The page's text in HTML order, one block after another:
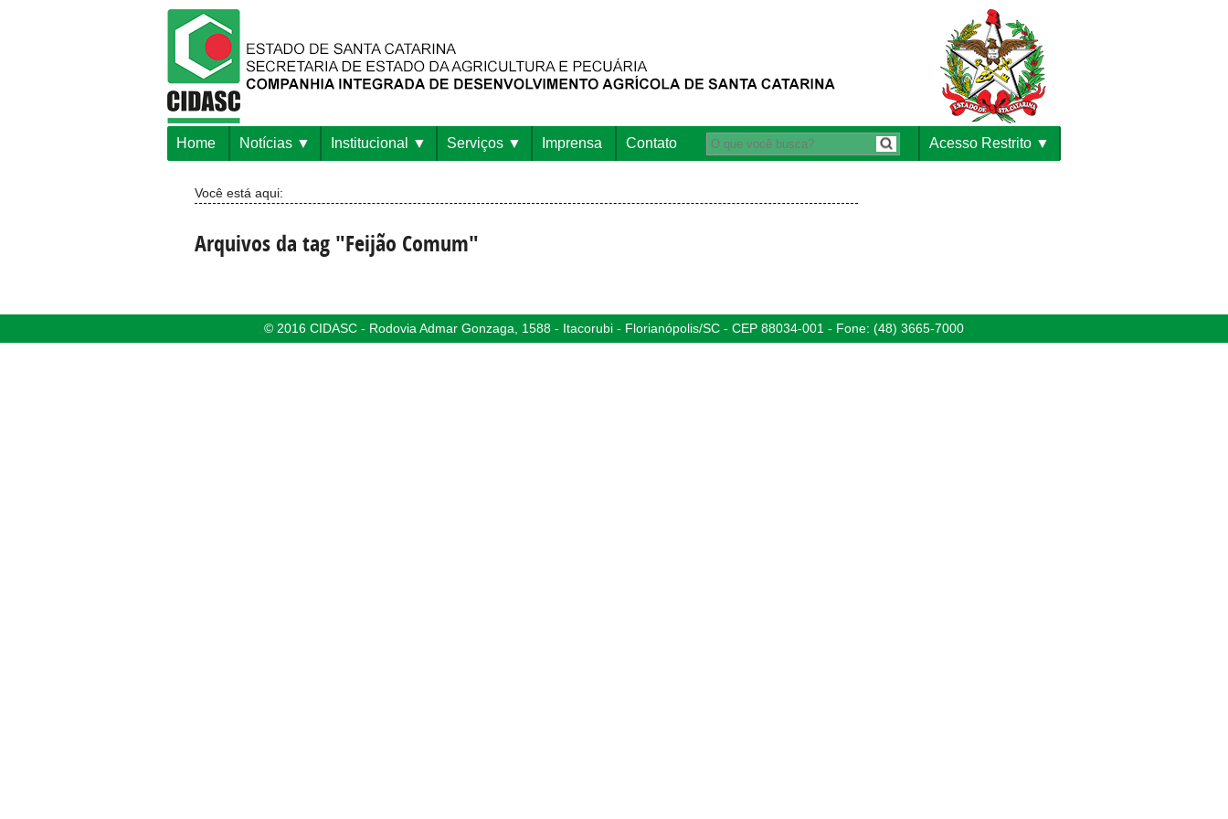
Home Notícias Institucional Serviços Imprensa Contato Acesso Restrito
Você está aqui:
Arquivos da tag "Feijão Comum"
© 2016 CIDASC - Rodovia Admar Gonzaga, 1588 - Itacorubi - Florianópolis/SC - CEP 88034-001 - Fone: (48) 3665-7000